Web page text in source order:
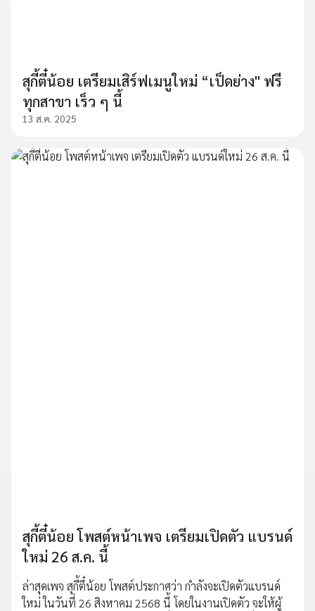
สุกี้ตี๋น้อย เตรียมเสิร์ฟเมนูใหม่ “เป็ดย่าง" ฟรี
ทุกสาขา เร็ว ๆ นี้
13 ส.ค. 2025
สุกี้ตี๋น้อย โพสต์หน้าเพจ เตรียมเปิดตัว แบรนด์
ใหม่ 26 ส.ค. นี้
ล่าสุดเพจ สุกี้ตี๋น้อย โพสต์ประกาศว่า กำลังจะเปิดตัวแบรนด์
ใหม่ ในวันที่ 26 สิงหาคม 2568 นี้ โดยในงานเปิดตัว จะให้ผู้